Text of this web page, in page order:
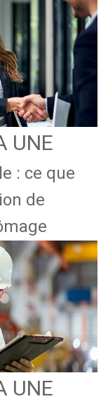
UNE
: ce que
de
UNE